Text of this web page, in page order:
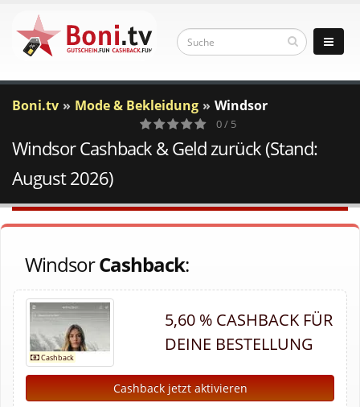
Boni.tv Mode & Bekleidung Windsor
0
Votes
0 / 5
Windsor Cashback & Geld zurück (Stand:
August 2026)
WindsorCashback:
5,60 % CASHBACK FÜR
DEINE BESTELLUNG
Cashback jetzt aktivieren